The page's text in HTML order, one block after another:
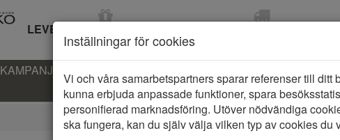
LEVERANS INOM 2-5 DAGAR
KAMPANJ KLÄDER-BARN
Inställningar för cookies
Vi och våra samarbetspartners sparar referenser till ditt
kunna erbjuda anpassade funktioner, spara
personifierad marknadsföring. Utöver nödvändiga
ska fungera, kan du själv välja vilken typ av cookies du